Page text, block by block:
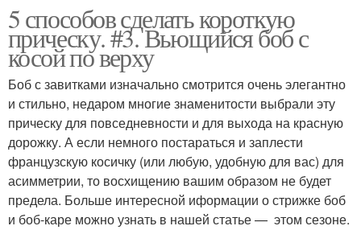
5 способов сделать короткую
прическу. #3. Вьющийся боб с
косой по верху
Боб с завитками изначально смотрится очень элегантно
и стильно, недаром многие знаменитости выбрали эту
прическу для повседневности и для выхода на красную
дорожку. А если немного постараться и заплести
французскую косичку (или любую, удобную для вас) для
асимметрии, то восхищению вашим образом не будет
предела. Больше интересной иформации о стрижке боб
и боб-каре можно узнать в нашей статье — этом сезоне.